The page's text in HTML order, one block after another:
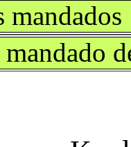
mandados